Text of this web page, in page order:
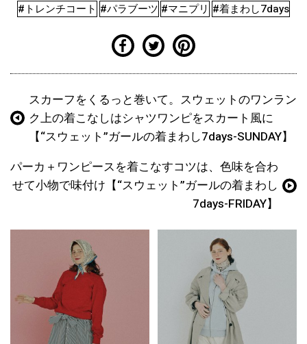
#トレンチコート #パラブーツ #マニプリ #着まわし7days
スカーフをくるっと巻いて。スウェットのワンラン
ク上の着こなしはシャツワンピをスカート風に
【“スウェット”ガールの着まわし7days-SUNDAY】
パーカ＋ワンピースを着こなすコツは、色味を合わ
せて小物で味付け【“スウェット”ガールの着まわし
7days-FRIDAY】